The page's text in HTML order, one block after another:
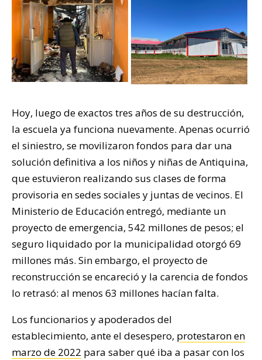
Hoy, luego de exactos tres años de su destrucción,
la escuela ya funciona nuevamente. Apenas ocurrió
el siniestro, se movilizaron fondos para dar una
solución definitiva a los niños y niñas de Antiquina,
que estuvieron realizando sus clases de forma
provisoria en sedes sociales y juntas de vecinos. El
Ministerio de Educación entregó, mediante un
proyecto de emergencia, 542 millones de pesos; el
seguro liquidado por la municipalidad otorgó 69
millones más. Sin embargo, el proyecto de
reconstrucción se encareció y la carencia de fondos
lo retrasó: al menos 63 millones hacían falta.
Los funcionarios y apoderados del
establecimiento, ante el desespero, protestaron en
marzo de 2022 para saber qué iba a pasar con los